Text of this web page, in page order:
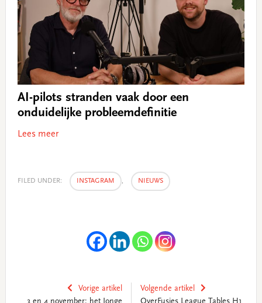
AI-pilots stranden vaak door een
onduidelijke probleemdefinitie
Lees meer
FILED UNDER: INSTAGRAM , NIEUWS
Vorige artikel
Volgende artikel